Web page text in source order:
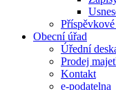
Obecní úřad
Úřední
Prodej
Kontakt
e-podatelna